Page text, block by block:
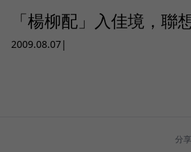
「楊柳配」入佳境，聯
2009.08.07|
分享